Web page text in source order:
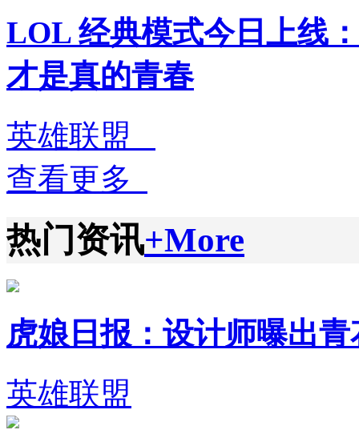
LOL 经典模式今日上线
才是真的青春
英雄联盟
查看更多
热门资讯+More
虎娘日报：设计师曝出
英雄联盟